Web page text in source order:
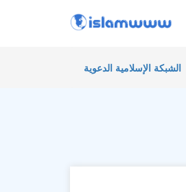
الشبكة الإسلامية الدعوية